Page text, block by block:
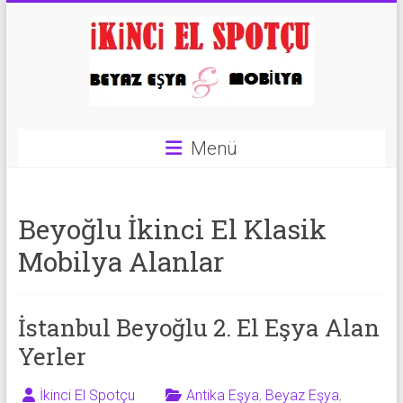
|
2.El
Eşya
Alanlar
|
Menü
Beyoğlu İkinci El Klasik
Mobilya Alanlar
İstanbul Beyoğlu 2. El Eşya Alan
Yerler
İkinci El Spotçu Antika Eşya, Beyaz Eşya,